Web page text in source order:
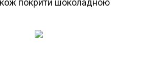
покрити шоколадною